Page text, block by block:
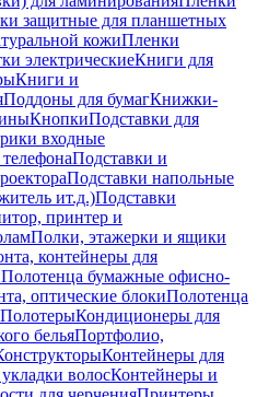
защитные для планшетных
кожиПленки
электрическиеКниги для
Книги и
Поддоны для бумагКнижки-
КнопкиПодставки для
входные
Подставки и
Подставки напольные
ит.д.)Подставки
принтер и
Полки, этажерки и ящики
контейнеры для
Полотенца бумажные офисно-
оптические блокиПолотенца
ПолотерыКондиционеры для
бельяПортфолио,
Контейнеры для
волосКонтейнеры и